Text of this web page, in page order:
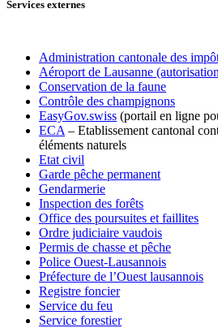
Services externes
Administration cantonale des
Aéroport de Lausanne
Conservation de la faune
Contrôle des champignons
EasyGov.swiss (portail en ligne
ECA – Etablissement cantonal
éléments naturels
Etat civil
Garde pêche permanent
Gendarmerie
Inspection des forêts
Office des poursuites et faillites
Ordre judiciaire vaudois
Permis de chasse et pêche
Police Ouest-Lausannois
Préfecture de l’Ouest lausannois
Registre foncier
Service du feu
Service forestier